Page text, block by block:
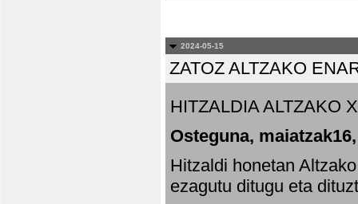
2024-05-15
ZATOZ ALTZAKO
HITZALDIA ALTZAKO
Osteguna,
Hitzaldi honetan
ezagutu ditugu eta